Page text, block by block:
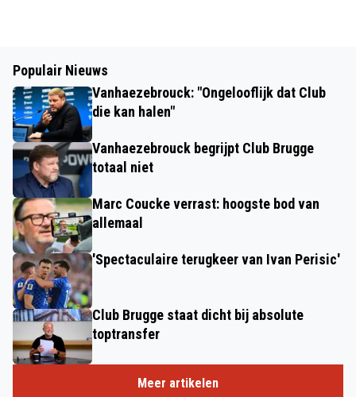
Populair Nieuws
Vanhaezebrouck: "Ongelooflijk dat Club
die kan halen"
Vanhaezebrouck begrijpt Club Brugge
totaal niet
Marc Coucke verrast: hoogste bod van
allemaal
'Spectaculaire terugkeer van Ivan Perisic'
Club Brugge staat dicht bij absolute
toptransfer
Meer artikelen